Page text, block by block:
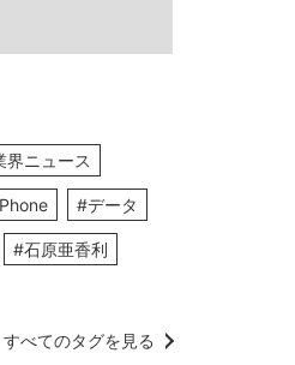
界ニュース
#データ
#石原亜香利
すべてのタグを見る